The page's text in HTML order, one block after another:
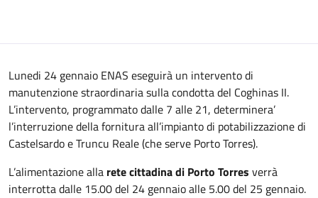
Lunedi 24 gennaio ENAS eseguirà un intervento di
manutenzione straordinaria sulla condotta del Coghinas II.
L’intervento, programmato dalle 7 alle 21, determinera’
l’interruzione della fornitura all’impianto di potabilizzazione di
Castelsardo e Truncu Reale (che serve Porto Torres).
L’alimentazione alla rete cittadina di Porto Torres verrà
interrotta dalle 15.00 del 24 gennaio alle 5.00 del 25 gennaio.